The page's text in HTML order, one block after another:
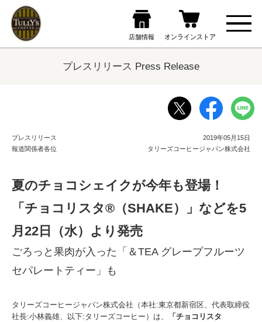
プレスリリース Press Release
プレスリリース
報道関係者各位
2019年05月15日
タリーズコーヒージャパン株式会社
夏のチョコシェイクが今年も登場！
「チョコリスタ®（SHAKE）」などを5
月22日（水）より発売
ごろっと果肉が入った「＆TEA グレープフルーツ
セパレートティー」も
タリーズコーヒージャパン株式会社（本社:東京都新宿区、代表取締役
社長:小林義雄、以下:タリーズコーヒー）は、
「チョコリスタ